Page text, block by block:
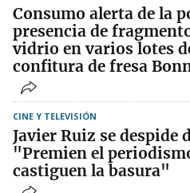
Consumo alerta de la
presencia de
vidrio en varios lotes
confitura de fresa
CINE Y TELEVISIÓN
Javier Ruiz se despide
"Premien el
castiguen la basura"